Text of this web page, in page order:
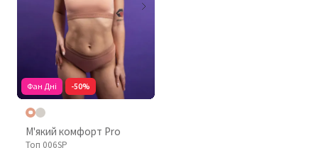
Фан Дні -50%
М'який комфорт Pro
Топ 006SP